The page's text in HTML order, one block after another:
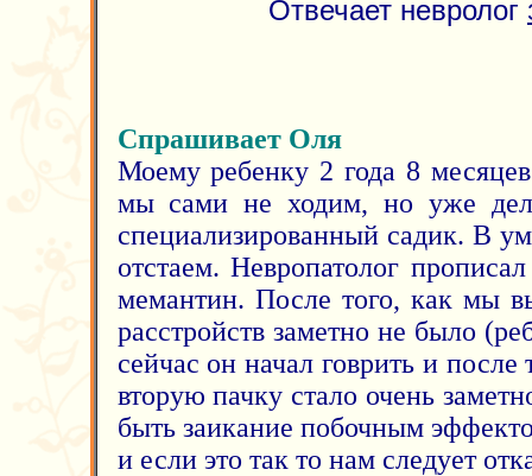
Отвечает невролог
Спрашивает Оля
Моему ребенку 2 года 8
мы сами не ходим, но уже
специализированный садик. В
отстаем. Невропатолог
мемантин. После того, как мы
расстройств заметно не было
сейчас он начал говрить и
вторую пачку стало очень
быть заикание побочным
и если это так то нам следует